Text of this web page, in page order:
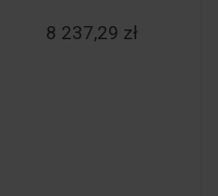
8 237,29 zł